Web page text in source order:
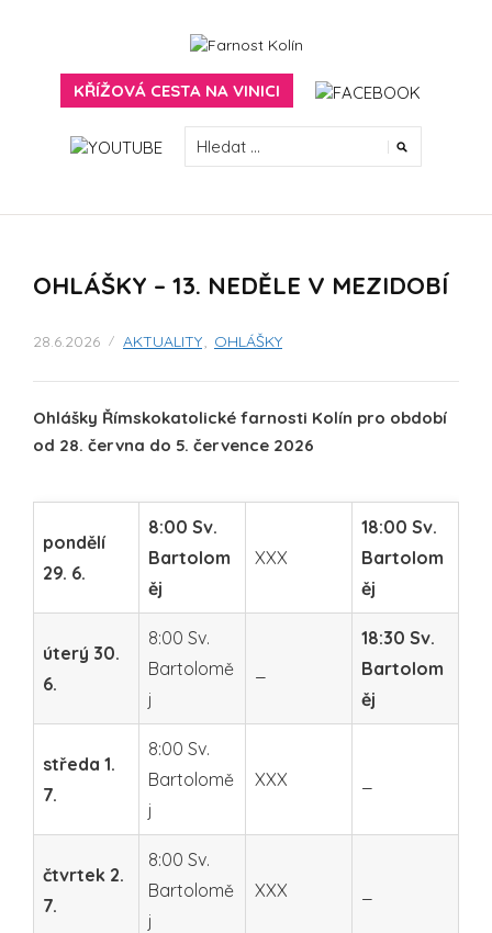
content
FARNOST KOLÍN
KŘÍŽOVÁ CESTA NA VINICI
VYHLEDÁVÁNÍ
OHLÁŠKY – 13. NEDĚLE V MEZIDOBÍ
28.6.2026 AKTUALITY, OHLÁŠKY
Ohlášky Římskokatolické farnosti Kolín pro období
od 28. června do 5. července 2026
pondělí
29. 6.
8:00 Sv.
Bartolom
ěj
XXX
18:00 Sv.
Bartolom
ěj
úterý 30.
6.
8:00 Sv.
Bartolomě
j
18:30 Sv.
Bartolom
ěj
středa 1.
7.
8:00 Sv.
Bartolomě
j
XXX
čtvrtek 2.
7.
8:00 Sv.
Bartolomě
j
XXX